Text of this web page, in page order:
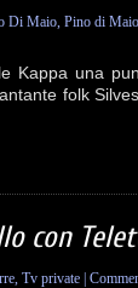
Di Maio, Pino di
Kappa una
folk
con
, Tv private